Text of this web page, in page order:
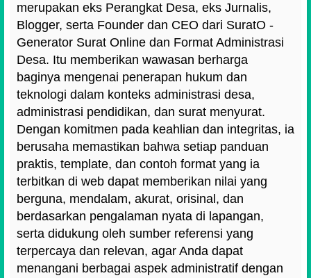
merupakan eks Perangkat Desa, eks Jurnalis,
Blogger, serta Founder dan CEO dari SuratO -
Generator Surat Online dan Format Administrasi
Desa. Itu memberikan wawasan berharga
baginya mengenai penerapan hukum dan
teknologi dalam konteks administrasi desa,
administrasi pendidikan, dan surat menyurat.
Dengan komitmen pada keahlian dan integritas, ia
berusaha memastikan bahwa setiap panduan
praktis, template, dan contoh format yang ia
terbitkan di web dapat memberikan nilai yang
berguna, mendalam, akurat, orisinal, dan
berdasarkan pengalaman nyata di lapangan,
serta didukung oleh sumber referensi yang
terpercaya dan relevan, agar Anda dapat
menangani berbagai aspek administratif dengan